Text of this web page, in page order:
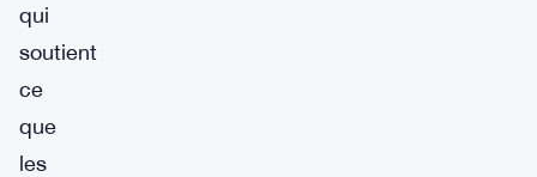
qui
soutient
ce
que
les